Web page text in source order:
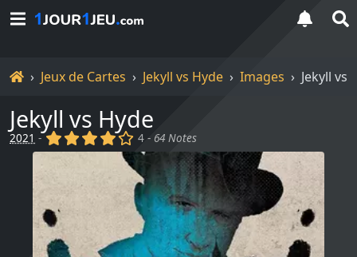
Accueil
Jeux de Cartes Jekyll vs Hyde Images Jekyll vs
Jekyll vs Hyde
2021 - (x) (x) (x) (x) ()4 - 64 Notes